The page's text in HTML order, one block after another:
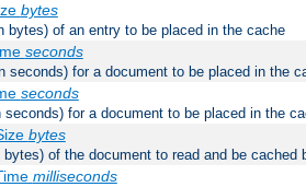
bytes
bytes) of an entry to be placed in the cache
seconds
seconds) for a document to be placed in the
seconds
for a document to be placed in the
bytes
of the document to read and be cached
milliseconds